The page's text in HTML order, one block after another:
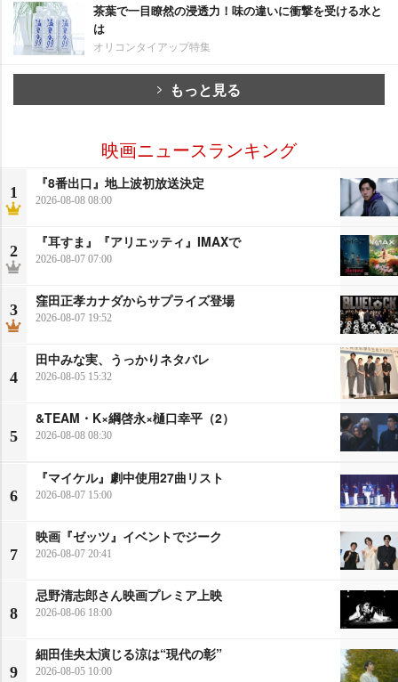
茶葉で一目瞭然の浸透力！味の違いに衝撃を受ける水と
は
オリコンタイアップ特集
もっと見る
映画ニュースランキング
1
『8番出口』地上波初放送決定
2026-08-08 08:00
2
『耳すま』『アリエッティ』IMAXで
2026-08-07 07:00
3
窪田正孝カナダからサプライズ登場
2026-08-07 19:52
4
田中みな実、うっかりネタバレ
2026-08-05 15:32
5
&TEAM・K×綱啓永×樋口幸平（2）
2026-08-08 08:30
6
『マイケル』劇中使用27曲リスト
2026-08-07 15:00
7
映画『ゼッツ』イベントでジーク
2026-08-07 20:41
8
忌野清志郎さん映画プレミア上映
2026-08-06 18:00
9
細田佳央太演じる涼は“現代の彰”
2026-08-05 10:00